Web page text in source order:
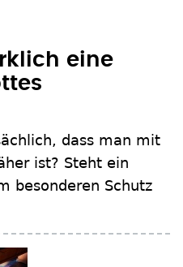
eine
dass man mit
ist? Steht ein
besonderen Schutz